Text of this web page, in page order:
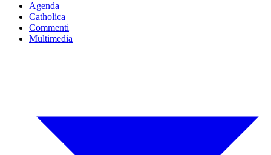
Agenda
Catholica
Commenti
Multimedia